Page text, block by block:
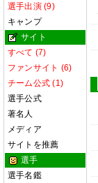
選手出演 (9)
キャンプ
サイト
すべて (7)
ファンサイト (6)
チーム公式 (1)
選手公式
著名人
メディア
サイトを推薦
選手
選手名鑑